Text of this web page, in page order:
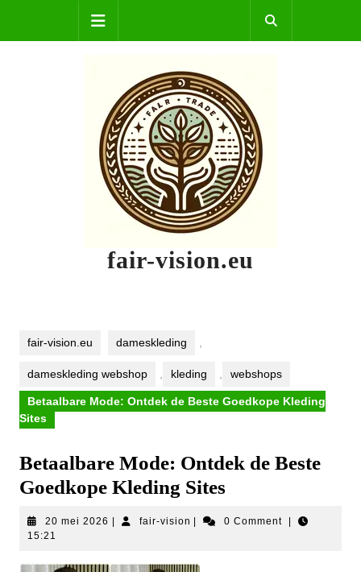
content
fair-vision.eu
fair-vision.eu dameskleding
dameskleding webshop kleding webshops
Betaalbare Mode: Ontdek de Beste Goedkope Kleding
Sites
Betaalbare Mode: Ontdek de Beste
Goedkope Kleding Sites
20 mei 2026 20
fair-vision fair-
0 Comment
15:21